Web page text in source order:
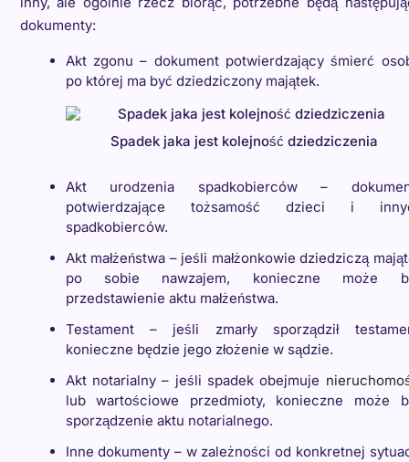
dokumenty:
Akt zgonu – dokument potwierdzający śmierć
po której ma być dziedziczony majątek.
Spadek jaka jest kolejność dziedziczenia
Akt urodzenia spadkobierców –
potwierdzające tożsamość dzieci i
spadkobierców.
Akt małżeństwa – jeśli małżonkowie dziedziczą
po sobie nawzajem, konieczne może
przedstawienie aktu małżeństwa.
Testament – jeśli zmarły sporządził
konieczne będzie jego złożenie w sądzie.
Akt notarialny – jeśli spadek obejmuje
lub wartościowe przedmioty, konieczne może
sporządzenie aktu notarialnego.
Inne dokumenty – w zależności od konkretnej